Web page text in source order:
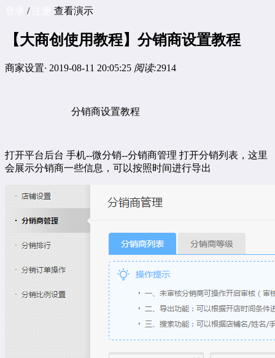
/注册 查看演示
【大商创使用教程】分销商设置教程
商家设置· 2019-08-11 20:05:25 阅读:2914
分销商设置教程
打开平台后台 手机--微分销--分销商管理 打开分销列表，这里
会展示分销商一些信息，可以按照时间进行导出